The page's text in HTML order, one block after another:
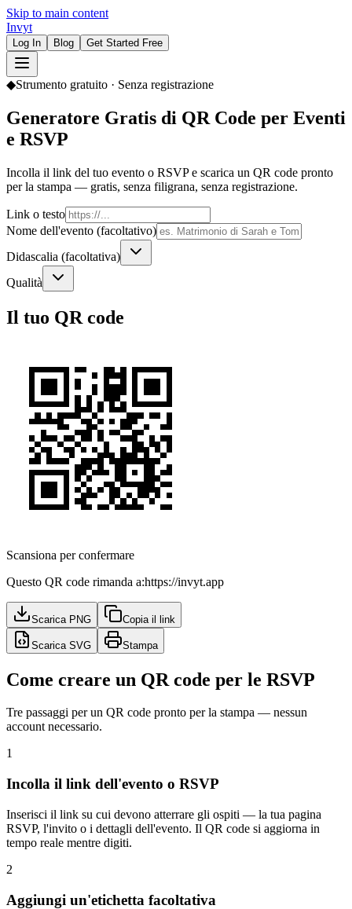
Skip to main content
Invyt
Log In Blog Get Started Free
◆Strumento gratuito · Senza registrazione
Generatore Gratis di QR Code per Eventi
e RSVP
Incolla il link del tuo evento o RSVP e scarica un QR code pronto
per la stampa — gratis, senza filigrana, senza registrazione.
Link o testo
Nome dell'evento (facoltativo)
Didascalia (facoltativa)
Qualità
Il tuo QR code
Scansiona per confermare
Questo QR code rimanda a:https://invyt.app
Scarica PNG Copia il link
Scarica SVG Stampa
Come creare un QR code per le RSVP
Tre passaggi per un QR code pronto per la stampa — nessun
account necessario.
1
Incolla il link dell'evento o RSVP
Inserisci il link su cui devono atterrare gli ospiti — la tua pagina
RSVP, l'invito o i dettagli dell'evento. Il QR code si aggiorna in
tempo reale mentre digiti.
2
Aggiungi un'etichetta facoltativa